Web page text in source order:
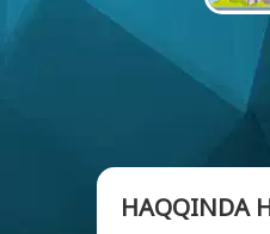
HAQQINDA